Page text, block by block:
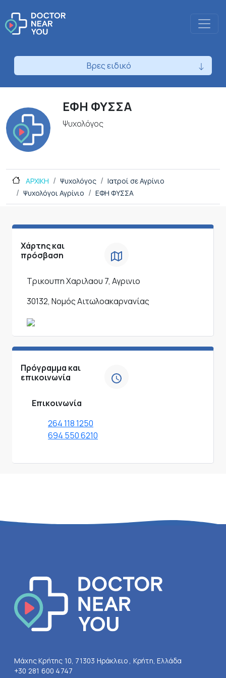
Βρες ειδικό
ΕΦΗ ΦΥΣΣΑ
Ψυχολόγος
ΑΡΧΙΚΗ Ψυχολόγος
Ιατροί σε Αγρίνιο
Ψυχολόγοι Αγρίνιο
ΕΦΗ ΦΥΣΣΑ
Χάρτης και
πρόσβαση
Τρικουπη Χαριλαου 7, Αγρινιο
30132, Νομός Αιτωλοακαρνανίας
Πρόγραμμα και
επικοινωνία
Επικοινωνία
264 118 1250
694 550 6210
Μάχης Κρήτης 10, 71303 Ηράκλειο , Κρήτη, Ελλάδα
+30 281 600 4747